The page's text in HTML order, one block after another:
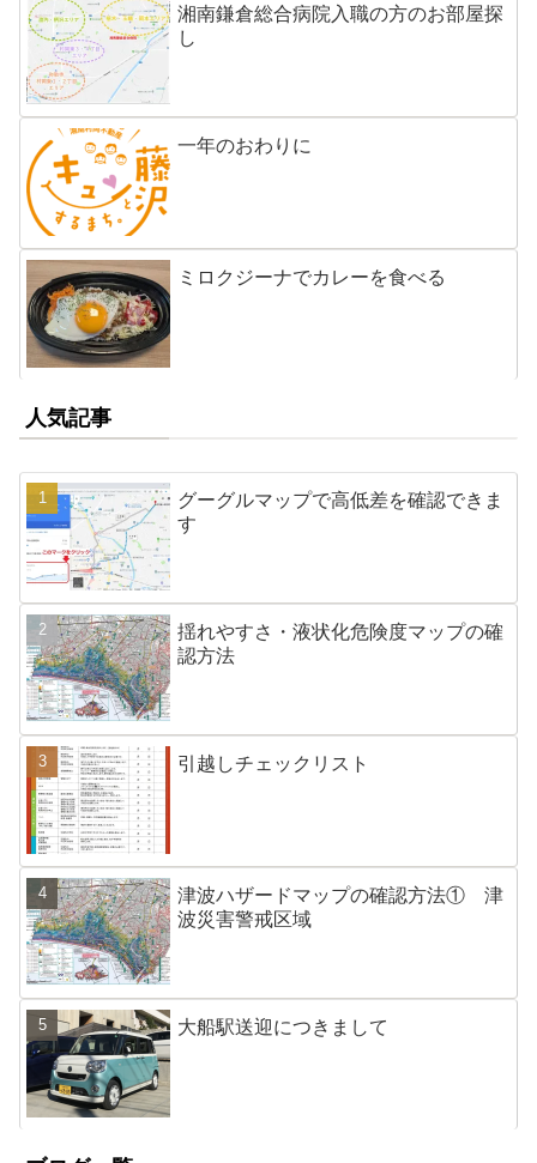
湘南鎌倉総合病院入職の方のお部屋探
し
一年のおわりに
ミロクジーナでカレーを食べる
人気記事
グーグルマップで高低差を確認できま
す
揺れやすさ・液状化危険度マップの確
認方法
引越しチェックリスト
津波ハザードマップの確認方法① 津
波災害警戒区域
大船駅送迎につきまして